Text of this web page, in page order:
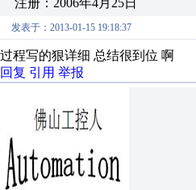
注册：2006年4月25日
发表于：2013-01-15 19:18:37
过程写的狠详细 总结很到位 啊
回复 引用 举报